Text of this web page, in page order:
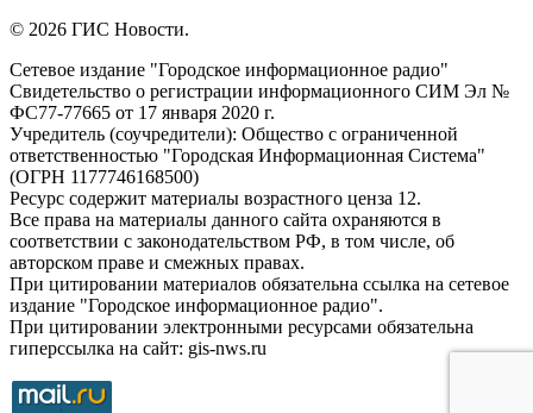
© 2026 ГИС Новости.
Сетевое издание "Городское информационное радио"
Свидетельство о регистрации информационного СИМ Эл №
ФС77-77665 от 17 января 2020 г.
Учредитель (соучредители): Общество с ограниченной
ответственностью "Городская Информационная Система"
(ОГРН 1177746168500)
Ресурс содержит материалы возрастного ценза 12.
Все права на материалы данного сайта охраняются в
соответствии с законодательством РФ, в том числе, об
авторском праве и смежных правах.
При цитировании материалов обязательна ссылка на сетевое
издание "Городское информационное радио".
При цитировании электронными ресурсами обязательна
гиперссылка на сайт: gis-nws.ru